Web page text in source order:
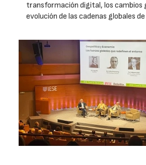
transformación digital, los cambios
evolución de las cadenas globales